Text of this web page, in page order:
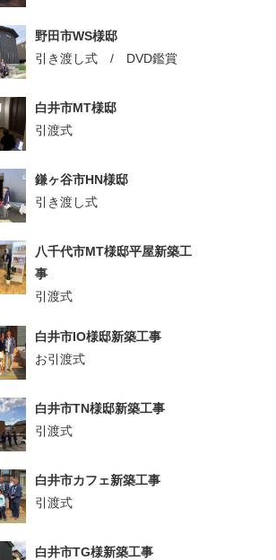
野田市WS様邸
引き渡し式 / DVD鑑賞
白井市MT様邸
引渡式
鎌ヶ谷市HN様邸
引き渡し式
八千代市MT様邸平屋新築工
事
引渡式
白井市IO様邸新築工事
お引渡式
白井市TN様邸新築工事
引渡式
白井市カフェ新築工事
引渡式
白井市TG様新築工事